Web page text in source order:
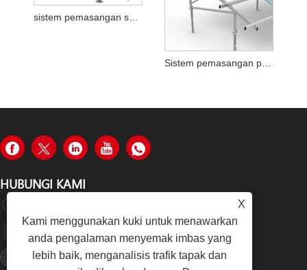
HUBUNGI KAMI
+86-19979320050
Sales08@xmhongyu.com.cn
X
Kami menggunakan kuki untuk menawarkan
anda pengalaman menyemak imbas yang
lebih baik, menganalisis trafik tapak dan